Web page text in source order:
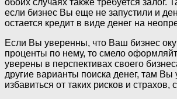
обоих случаях также требуется залог.
если бизнес Вы еще не запустили и
остается кредит в виде денег на
Если Вы уверенны, что Ваш бизнес
проценты по нему, то смело
уверены в перспективах своего
другие варианты поиска денег, там Вы
избавиться от таких рисков и страхов,